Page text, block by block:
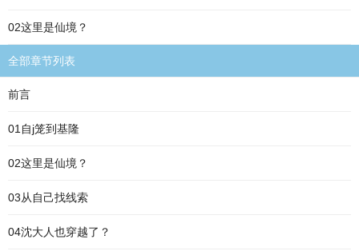
02这里是仙境？
全部章节列表
前言
01自j笼到基隆
02这里是仙境？
03从自己找线索
04沈大人也穿越了？